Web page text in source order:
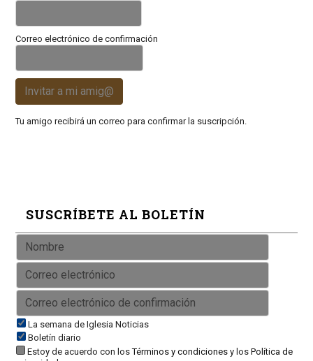
Correo electrónico de confirmación
Invitar a mi amig@
Tu amigo recibirá un correo para confirmar la suscripción.
SUSCRÍBETE AL BOLETÍN
La semana de Iglesia Noticias
Boletín diario
Estoy de acuerdo con losTérminos y condicionesy los Política de